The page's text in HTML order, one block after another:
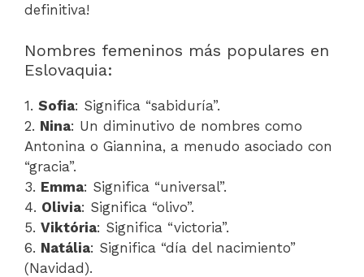
definitiva!
Nombres femeninos más populares en
Eslovaquia:
1. Sofia: Significa “sabiduría”.
2. Nina: Un diminutivo de nombres como
Antonina o Giannina, a menudo asociado con
“gracia”.
3. Emma: Significa “universal”.
4. Olivia: Significa “olivo”.
5. Viktória: Significa “victoria”.
6. Natália: Significa “día del nacimiento”
(Navidad).